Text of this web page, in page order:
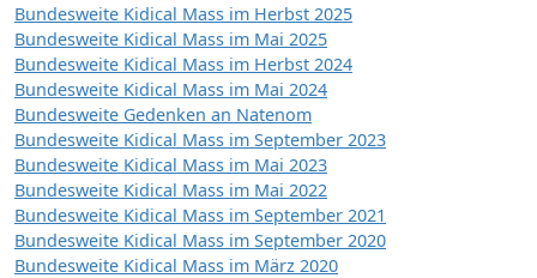
Bundesweite Kidical Mass im Herbst 2025
Bundesweite Kidical Mass im Mai 2025
Bundesweite Kidical Mass im Herbst 2024
Bundesweite Kidical Mass im Mai 2024
Bundesweite Gedenken an Natenom
Bundesweite Kidical Mass im September 2023
Bundesweite Kidical Mass im Mai 2023
Bundesweite Kidical Mass im Mai 2022
Bundesweite Kidical Mass im September 2021
Bundesweite Kidical Mass im September 2020
Bundesweite Kidical Mass im März 2020